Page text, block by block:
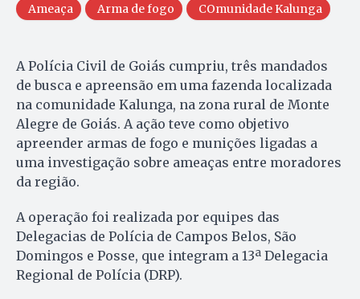
Ameaça Arma de fogo COmunidade Kalunga
A Polícia Civil de Goiás cumpriu, três mandados
de busca e apreensão em uma fazenda localizada
na comunidade Kalunga, na zona rural de Monte
Alegre de Goiás. A ação teve como objetivo
apreender armas de fogo e munições ligadas a
uma investigação sobre ameaças entre moradores
da região.
A operação foi realizada por equipes das
Delegacias de Polícia de Campos Belos, São
Domingos e Posse, que integram a 13ª Delegacia
Regional de Polícia (DRP).